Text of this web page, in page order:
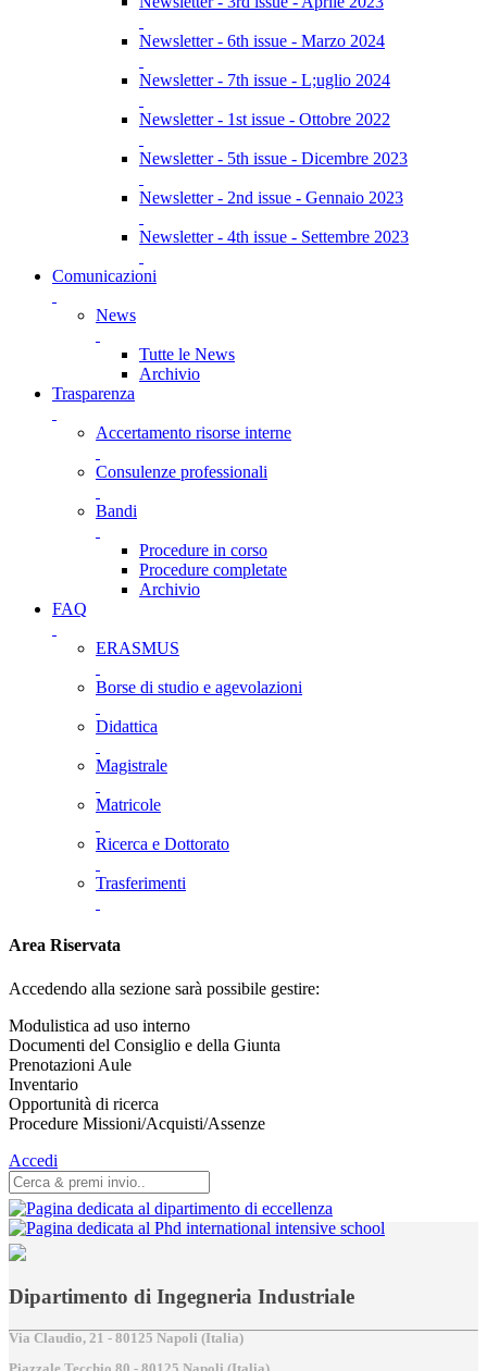
Newsletter - 6th issue - Marzo 2024
Newsletter - 7th issue - L;uglio 2024
Newsletter - 1st issue - Ottobre 2022
Newsletter - 5th issue - Dicembre 2023
Newsletter - 2nd issue - Gennaio 2023
Newsletter - 4th issue - Settembre 2023
Comunicazioni
News
Tutte le News
Archivio
Trasparenza
Accertamento risorse interne
Consulenze professionali
Bandi
Procedure in corso
Procedure completate
Archivio
FAQ
ERASMUS
Borse di studio e agevolazioni
Didattica
Magistrale
Matricole
Ricerca e Dottorato
Trasferimenti
Area Riservata
Accedendo alla sezione sarà possibile gestire:
Modulistica ad uso interno
Documenti del Consiglio e della Giunta
Prenotazioni Aule
Inventario
Opportunità di ricerca
Procedure Missioni/Acquisti/Assenze
Accedi
Dipartimento di Ingegneria Industriale
Via Claudio, 21 - 80125 Napoli (Italia)